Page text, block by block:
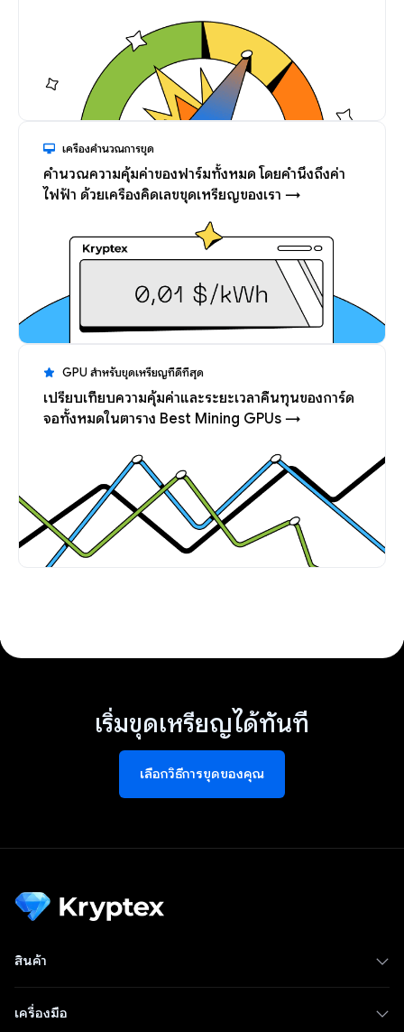
เครื่องคำนวณการขุด
คำนวณความคุ้มค่าของฟาร์มทั้งหมด โดยคำนึงถึงค่า
ไฟฟ้า ด้วยเครื่องคิดเลขขุดเหรียญของเรา →
GPU สำหรับขุดเหรียญที่ดีที่สุด
เปรียบเทียบความคุ้มค่าและระยะเวลาคืนทุนของการ์ด
จอทั้งหมดในตาราง Best Mining GPUs →
เริ่มขุดเหรียญได้ทันที
เลือกวิธีการขุดของคุณ
สินค้า
เครื่องมือ